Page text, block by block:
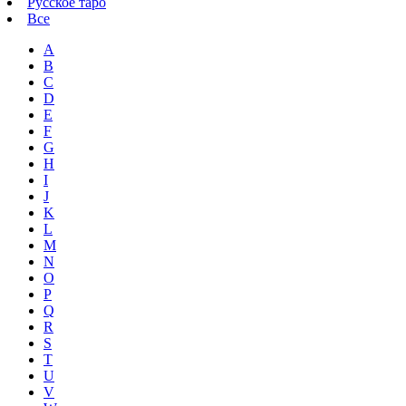
Все
A
B
C
D
E
F
G
H
I
J
K
L
M
N
O
P
Q
R
S
T
U
V